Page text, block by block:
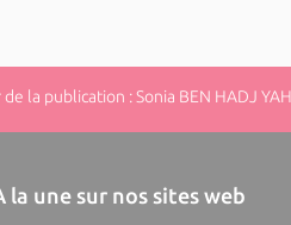
la publication : Sonia BEN HADJ
la une sur nos sites web